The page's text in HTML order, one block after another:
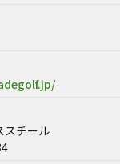
スチール